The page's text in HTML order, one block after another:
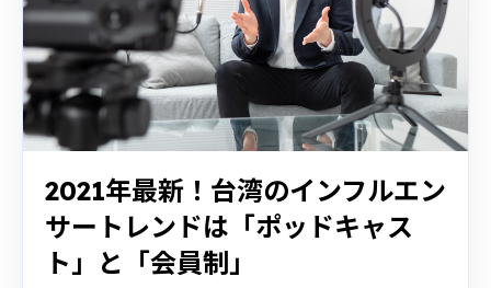
2021年最新！台湾のインフルエン
サートレンドは「ポッドキャス
ト」と「会員制」